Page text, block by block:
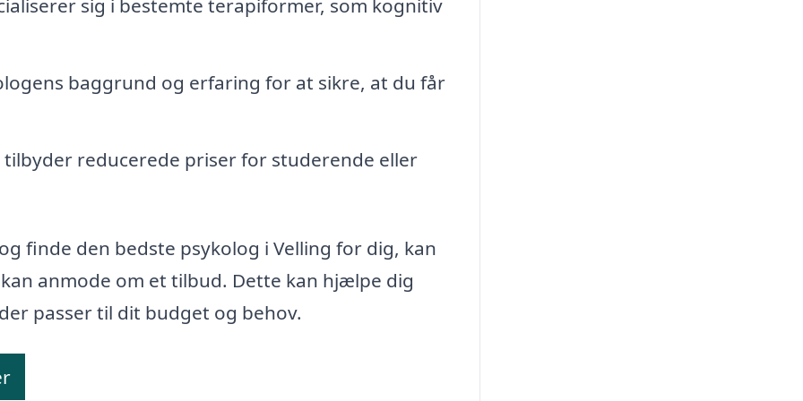
sig i bestemte terapiformer, som kognitiv
baggrund og erfaring for at sikre, at du får
reducerede priser for studerende eller
finde den bedste psykolog i Velling for dig, kan
anmode om et tilbud. Dette kan hjælpe dig
passer til dit budget og behov.